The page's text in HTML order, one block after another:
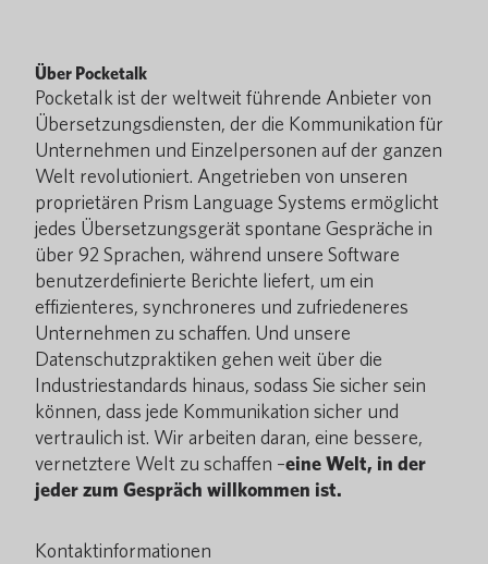
Über Pocketalk
Pocketalk ist der weltweit führende Anbieter von
Übersetzungsdiensten, der die Kommunikation für
Unternehmen und Einzelpersonen auf der ganzen
Welt revolutioniert. Angetrieben von unseren
proprietären Prism Language Systems ermöglicht
jedes Übersetzungsgerät spontane Gespräche in
über 92 Sprachen, während unsere Software
benutzerdefinierte Berichte liefert, um ein
effizienteres, synchroneres und zufriedeneres
Unternehmen zu schaffen. Und unsere
Datenschutzpraktiken gehen weit über die
Industriestandards hinaus, sodass Sie sicher sein
können, dass jede Kommunikation sicher und
vertraulich ist. Wir arbeiten daran, eine bessere,
vernetztere Welt zu schaffen –eine Welt, in der
jeder zum Gespräch willkommen ist.
Kontaktinformationen